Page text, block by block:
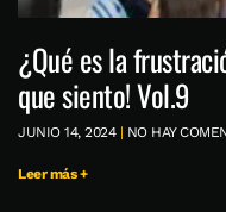
¿Qué es la
que siento! Vol.9
JUNIO 14, 2024 NO HAY
Leer más +